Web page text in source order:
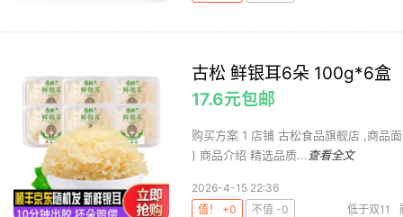
古松 鲜银耳6朵 100g*6盒
17.6元包邮
购买方案 1 店铺 古松食品旗舰店 ,商品
) 商品介绍 精选品质... 查看全文
2026-4-15 22:36
值！ +0
不值 -0 低于双11